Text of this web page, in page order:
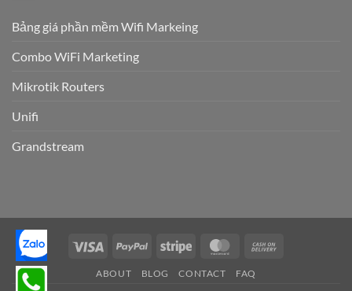
Bảng giá phần mềm Wifi Markeing
Combo WiFi Marketing
Mikrotik Routers
Unifi
Grandstream
Visa PayPal Stripe MasterCard
ABOUT BLOG CONTACT FAQ